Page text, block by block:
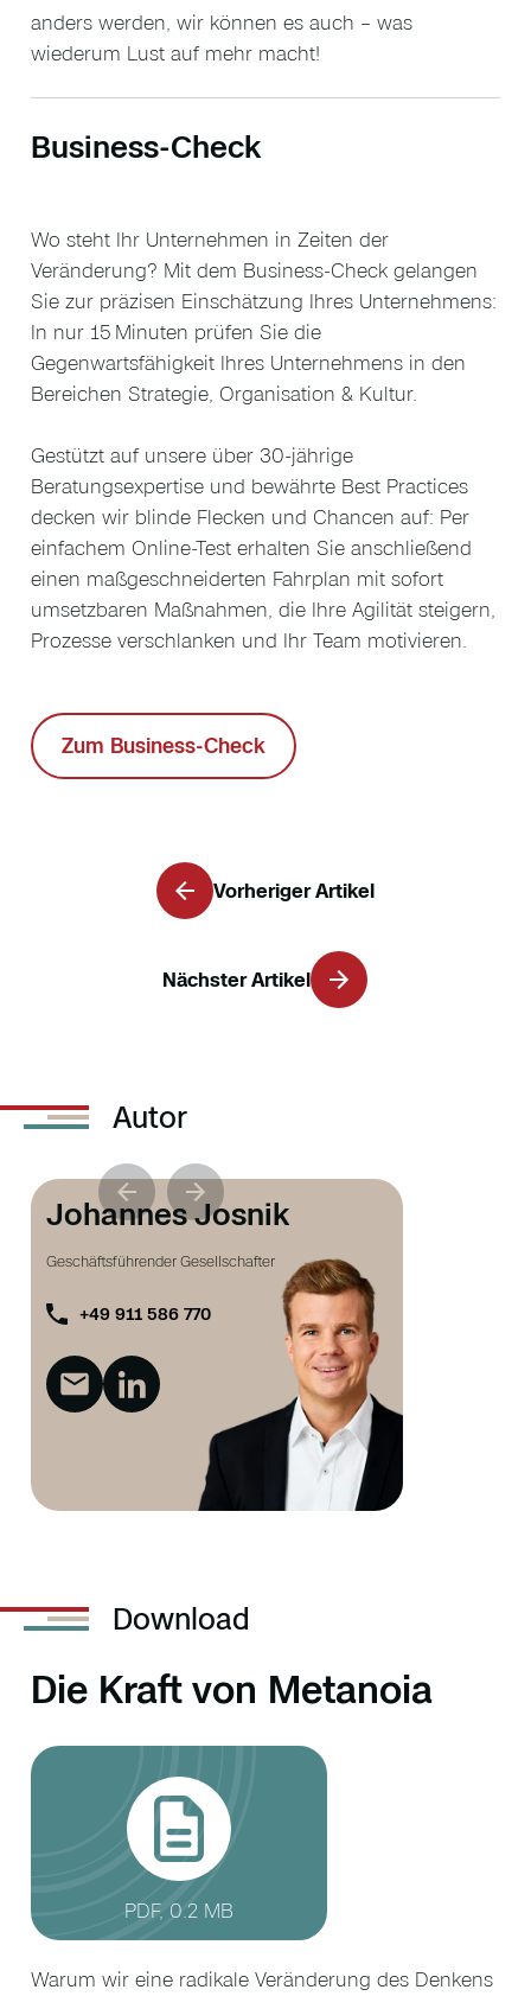
anders werden, wir können es auch – was
wiederum Lust auf mehr macht!
Business-Check
Wo steht Ihr Unternehmen in Zeiten der
Veränderung? Mit dem Business-Check gelangen
Sie zur präzisen Einschätzung Ihres Unternehmens:
In nur 15 Minuten prüfen Sie die
Gegenwartsfähigkeit Ihres Unternehmens in den
Bereichen Strategie, Organisation & Kultur.
Gestützt auf unsere über 30‑jährige
Beratungsexpertise und bewährte Best Practices
decken wir blinde Flecken und Chancen auf: Per
einfachem Online‑Test erhalten Sie anschließend
einen maßgeschneiderten Fahrplan mit sofort
umsetzbaren Maßnahmen, die Ihre Agilität steigern,
Prozesse verschlanken und Ihr Team motivieren.
Zum Business-Check
Vorheriger Artikel
Nächster Artikel
Autor
Johannes Josnik
Geschäftsführender Gesellschafter
+49 911 586 770
Download
Die Kraft von Metanoia
PDF, 0.2 MB
Warum wir eine radikale Veränderung des Denkens